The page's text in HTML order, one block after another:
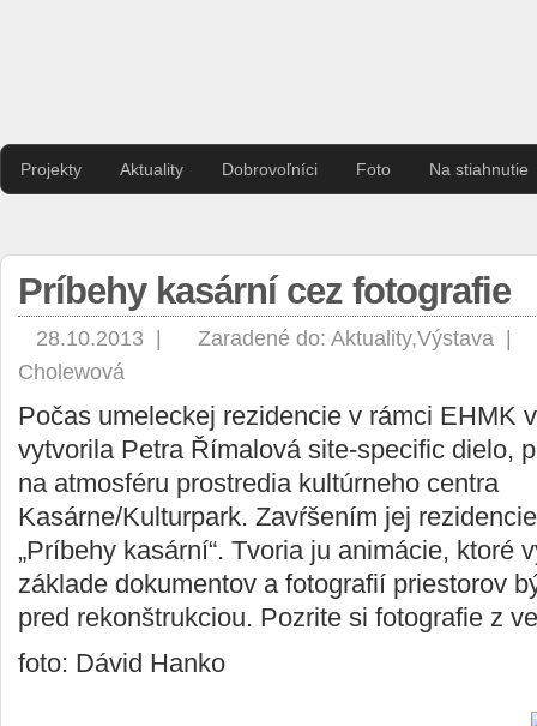
Projekty Aktuality Dobrovoľníci Foto Na stiahnutie
Príbehy kasární cez fotografie
28.10.2013 | Zaradené do: Aktuality,Výstava
Cholewová
Počas umeleckej rezidencie v rámci EHMK
vytvorila Petra Římalová site-specific dielo,
na atmosféru prostredia kultúrneho centra
Kasárne/Kulturpark. Zavŕšením jej
„Príbehy kasární“. Tvoria ju animácie, ktoré
základe dokumentov a fotografií priestorov
pred rekonštrukciou. Pozrite si fotografie z
foto: Dávid Hanko